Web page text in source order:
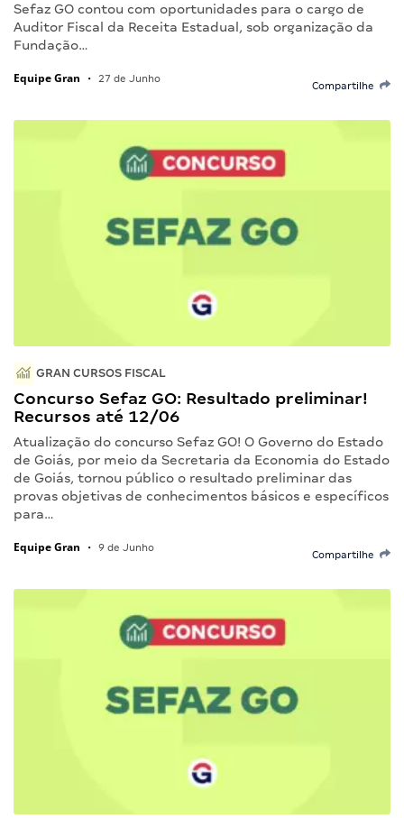
Sefaz GO contou com oportunidades para o cargo de
Auditor Fiscal da Receita Estadual, sob organização da
Fundação…
Equipe Gran • 27 de Junho
Compartilhe
GRAN CURSOS FISCAL
Concurso Sefaz GO: Resultado preliminar!
Recursos até 12/06
Atualização do concurso Sefaz GO! O Governo do Estado
de Goiás, por meio da Secretaria da Economia do Estado
de Goiás, tornou público o resultado preliminar das
provas objetivas de conhecimentos básicos e específicos
para…
Equipe Gran • 9 de Junho
Compartilhe